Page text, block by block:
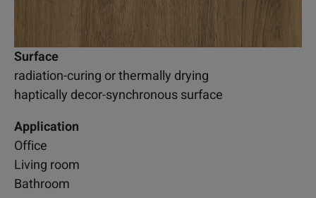
Surface
radiation-curing or thermally drying
haptically decor-synchronous surface
Application
Office
Living room
Bathroom